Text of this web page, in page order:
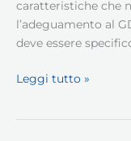
caratteristiche che
l’adeguamento al
deve essere
GDPR
Leggi tutto »